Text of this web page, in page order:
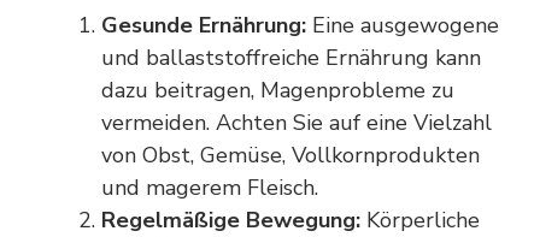
Gesunde Ernährung: Eine ausgewogene
und ballaststoffreiche Ernährung kann
dazu beitragen, Magenprobleme zu
vermeiden. Achten Sie auf eine Vielzahl
von Obst, Gemüse, Vollkornprodukten
und magerem Fleisch.
Regelmäßige Bewegung: Körperliche